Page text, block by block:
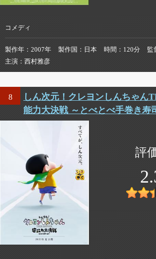
コメディ
製作年 2007年 製作国 日本 時間 120分 監
主演
西村雅彦
8
しん次元！クレヨンしんちゃん
能力大決戦 ～とべとべ手巻き寿